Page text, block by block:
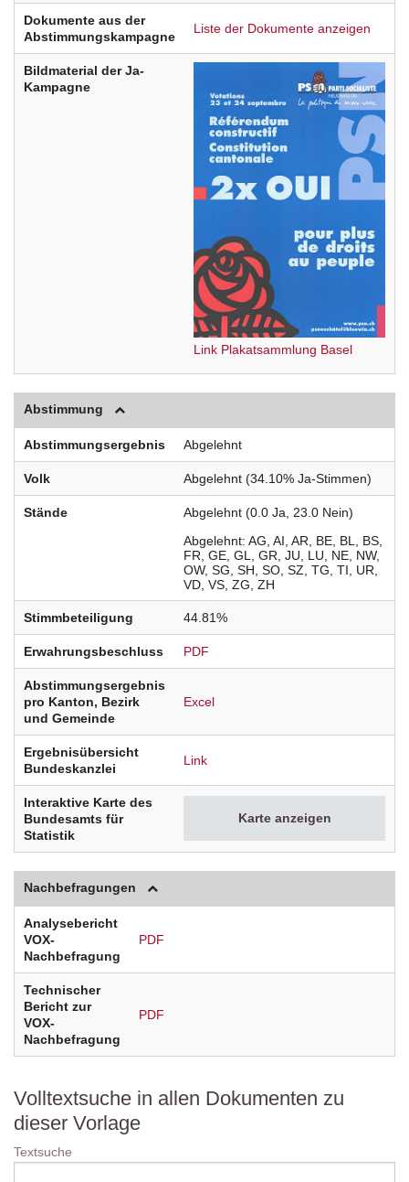
Dokumente aus der
Abstimmungskampagne
Liste der Dokumente anzeigen
Bildmaterial der Ja-
Kampagne
Link Plakatsammlung Basel
Abstimmung
Abstimmungsergebnis Abgelehnt
Volk Abgelehnt (34.10% Ja-Stimmen)
Stände
Abgelehnt (0.0 Ja, 23.0 Nein)
Abgelehnt AG AI AR BE BL
BS
FR GE GL GR JU LU NE NW
OW SG SH SO SZ TG TI
UR
VD VS ZG ZH
Stimmbeteiligung 44.81%
Erwahrungsbeschluss PDF
Abstimmungsergebnis
pro Kanton, Bezirk
und Gemeinde
Excel
Ergebnisübersicht
Bundeskanzlei
Link
Interaktive Karte des
Bundesamts für
Statistik
Karte anzeigen
Nachbefragungen
Analysebericht
VOX-
Nachbefragung
PDF
Technischer
Bericht zur
VOX-
Nachbefragung
PDF
Volltextsuche in allen Dokumenten zu
dieser Vorlage
Textsuche